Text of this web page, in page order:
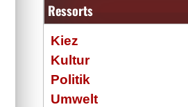
Ressorts
Kiez
Kultur
Politik
Umwelt